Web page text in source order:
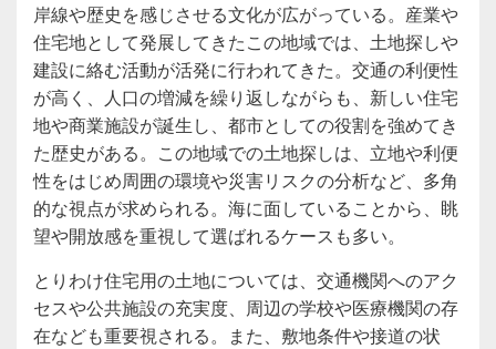
岸線や歴史を感じさせる文化が広がっている。 産業や
住宅地として発展してきたこの地域では、土地探しや
建設に絡む活動が活発に行われてきた。交通の利便性
が高く、人口の増減を繰り返しながらも、新しい住宅
地や商業施設が誕生し、都市としての役割を強めてき
た歴史がある。この地域での土地探しは、立地や利便
性をはじめ周囲の環境や災害リスクの分析など、多角
的な視点が求められる。海に面していることから、眺
望や開放感を重視して選ばれるケースも多い。
とりわけ住宅用の土地については、交通機関へのアク
セスや公共施設の充実度、周辺の学校や医療機関の存
在なども重要視される。また、敷地条件や接道の状